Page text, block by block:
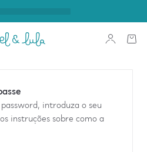
introduza o seu
instruções sobre como a